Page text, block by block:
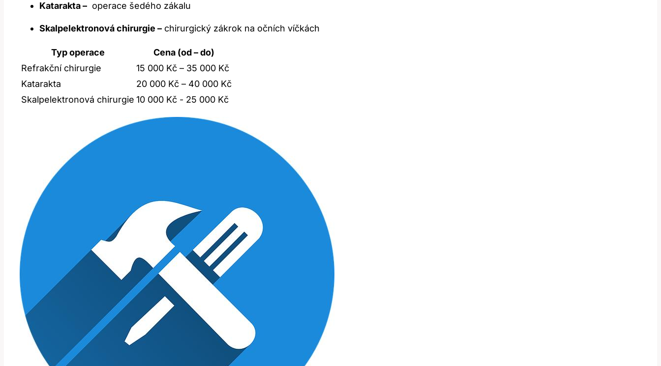
Katarakta – ‌ operace šedého zákalu
Skalpelektronová chirurgie – chirurgický‍ zákrok na⁢ očních víčkách
Typ operace
Cena (od – do)
Refrakční chirurgie
15 000 Kč – 35 000⁣ Kč
Katarakta
20 000 Kč – 40 000 Kč
Skalpelektronová chirurgie 10 ‌000 Kč ⁤- 25 000 Kč